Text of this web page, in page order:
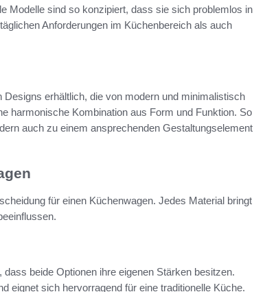
Modelle sind so konzipiert, dass sie sich problemlos in
Anforderungen im Küchenbereich als auch
erhältlich, die von modern und minimalistisch
harmonische Kombination aus Form und Funktion. So
auch zu einem ansprechenden Gestaltungselement
für einen Küchenwagen. Jedes Material bringt
beide Optionen ihre eigenen Stärken besitzen.
eignet sich hervorragend für eine traditionelle Küche.